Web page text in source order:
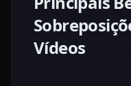
Vídeos